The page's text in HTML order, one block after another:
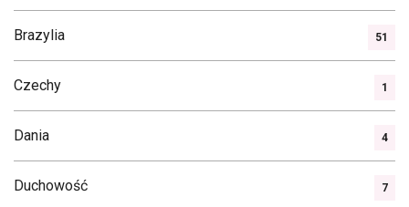
Brazylia 51
Czechy 1
Dania 4
Duchowość 7